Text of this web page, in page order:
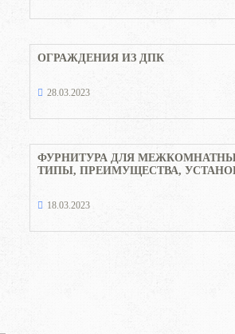
ОГРАЖДЕНИЯ ИЗ ДПК
28.03.2023
ФУРНИТУРА ДЛЯ
ТИПЫ, ПРЕИМУЩЕСТВА,
18.03.2023